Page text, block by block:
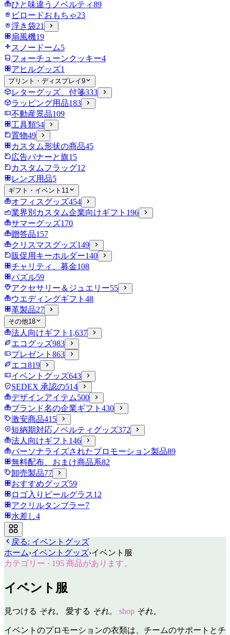
ひと味違うノベルティ89
ビロードおもちゃ23
浮き袋21
扇風機19
スノードーム5
フォーチューンクッキー4
アヒルグッズ1
プリント・ディスプレイ9
レターグッズ、付箋333
ラッピング用品183
不動産景品109
工具類54
置物49
カスタム形状の商品45
広告バナーと旗15
カスタムフラッグ12
レンズ用品5
ギフト・イベント 11
オフィスグッズ454
業界別カスタム企業向けギフト 196
サマーグッズ170
贈答品157
クリスマスグッズ149
販促用キーホルダー140
チャリティ、募金108
パズル59
アクセサリー＆ジュエリー55
ウエディングギフト 48
革製品27
その他18
法人向けギフト 1,637
エコグッズ983
プレゼント 863
エコ819
イベントグッズ643
SEDEX 承認の514
デザインアイテム500
ブランド名の企業ギフト 430
激安商品415
短納期対応ノベルティグッズ372
法人向けギフト 146
パーソナライズされたプロモーション製品89
無料配布、おまけ商品系82
卸売製品77
おすすめグッズ59
ロゴ入りビールグラス12
アクリルタンブラー7
水差し4
戻る: イベントグッズ
ホーム›イベントグッズ›イベント服
カテゴリー · 195 商品があります。
イベント服
見つける それ。 愛する それ。 shop それ。
イベントのプロモーションの衣類は、チームのサポートとチ